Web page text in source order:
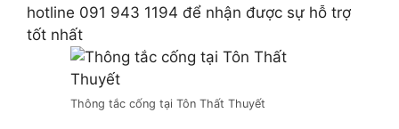
hotline 091 943 1194 để nhận được sự hỗ trợ
tốt nhất
Thông tắc cống tại Tôn Thất Thuyết